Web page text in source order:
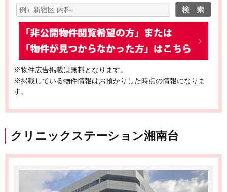
※物件広告掲載は無料となります。
※掲載している物件情報はお預かりした時点の情報になりま
す。
クリニックステーション湘南台